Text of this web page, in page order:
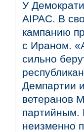
У
AIPAC. В
кампанию
с Ираном.
сильно
Демпартии
ветеранов
партийным.
неизменно